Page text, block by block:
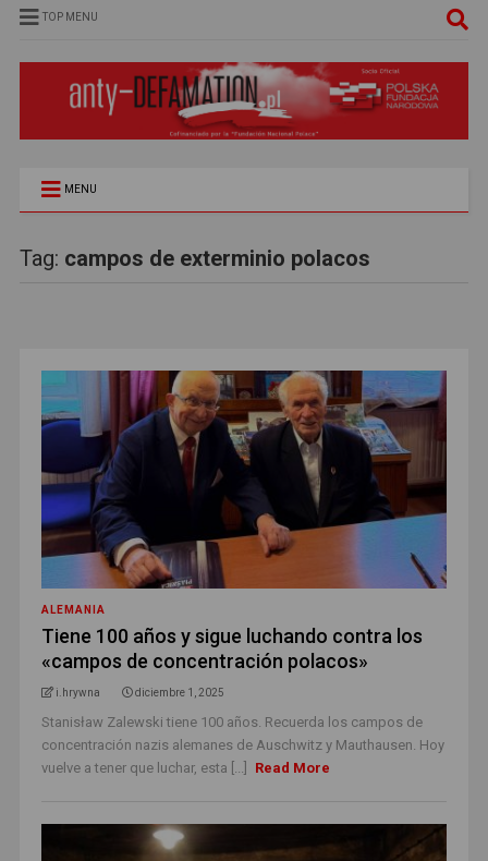
TOP MENU
MENU
Tag: campos de exterminio polacos
ALEMANIA
Tiene 100 años y sigue luchando contra los
«campos de concentración polacos»
i.hrywna diciembre 1, 2025
Stanisław Zalewski tiene 100 años. Recuerda los campos de
concentración nazis alemanes de Auschwitz y Mauthausen. Hoy
vuelve a tener que luchar, esta [...]
Read More